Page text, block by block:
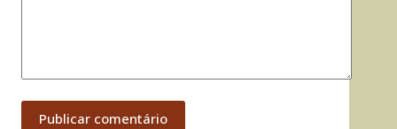
Publicar comentário